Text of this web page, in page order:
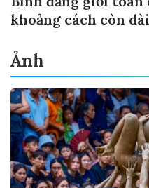
khoảng cách còn dài
Ảnh